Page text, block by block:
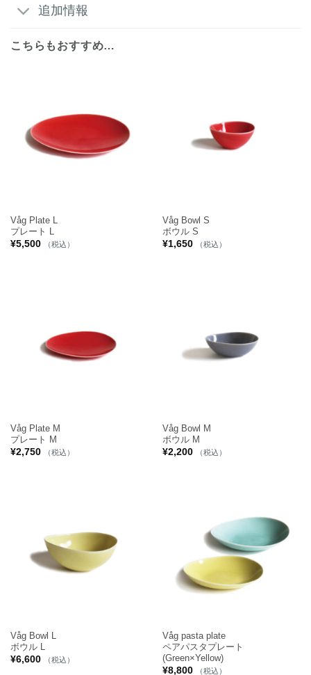
追加情報
こちらもおすすめ…
Våg Plate L
プレート L
¥5,500 （税込）
Våg Bowl S
ボウル S
¥1,650 （税込）
Våg Plate M
プレート M
¥2,750 （税込）
Våg Bowl M
ボウル M
¥2,200 （税込）
Våg Bowl L
ボウル L
¥6,600 （税込）
Våg pasta plate
ペアパスタプレート
(Green×Yellow)
¥8,800 （税込）